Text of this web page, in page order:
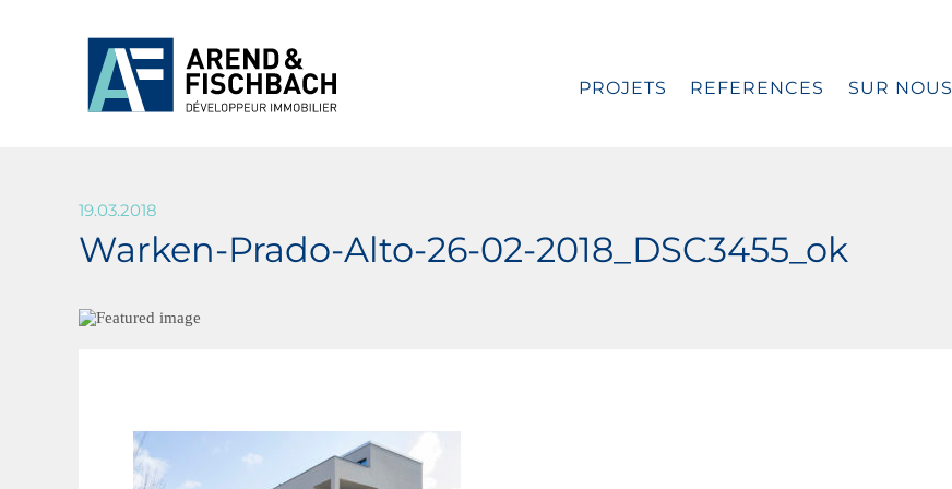
PROJETS REFERENCES SUR NOUS
19.03.2018
Warken-Prado-Alto-26-02-2018_DSC3455_ok